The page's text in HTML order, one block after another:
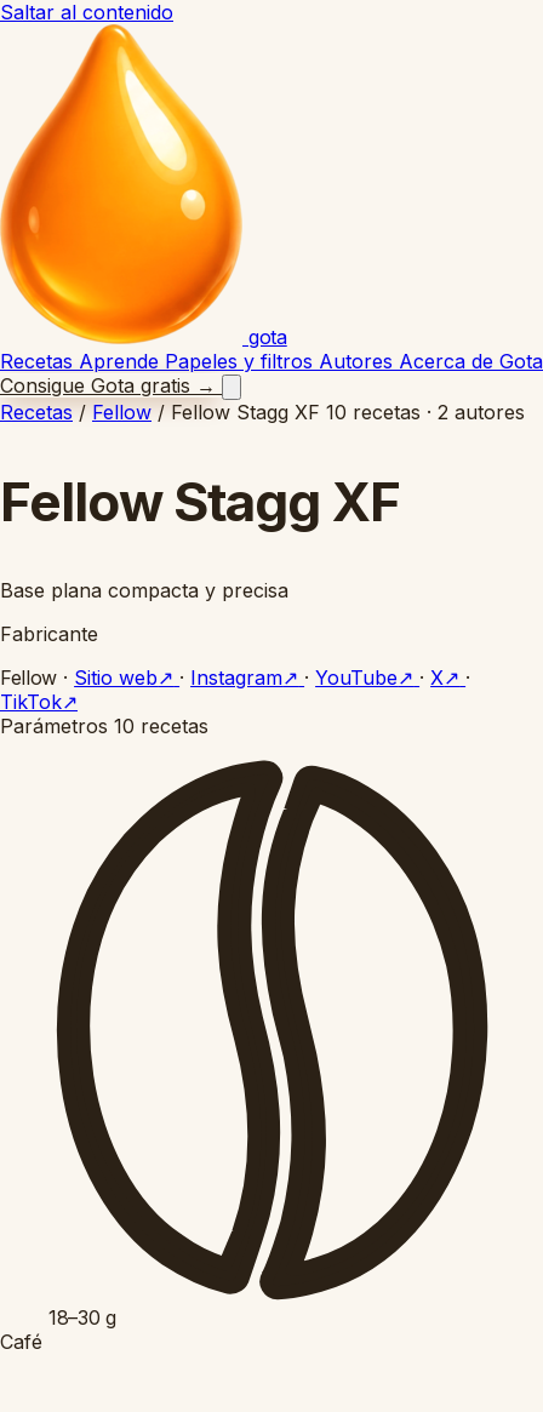
Saltar al contenido
gota
Recetas Aprende Papeles y filtros Autores Acerca de Gota
Consigue Gota gratis →
Recetas / Fellow / Fellow Stagg XF 10 recetas · 2 autores
Fellow Stagg XF
Base plana compacta y precisa
Fabricante
Fellow · Sitio web↗ · Instagram↗ · YouTube↗ · X↗ ·
TikTok↗
Parámetros 10 recetas
18–30 g
Café